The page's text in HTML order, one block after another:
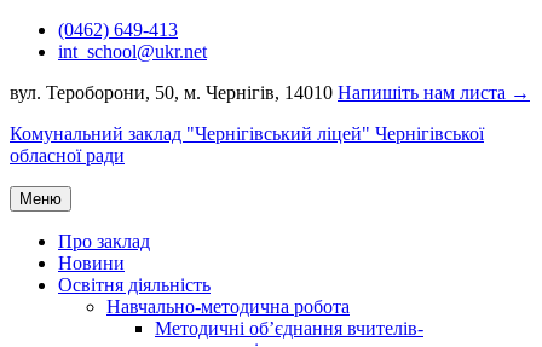
Перейти(0462) 649-413
int_school@ukr.net
вул. Тероборони, 50, м. Чернігів, 14010 Напишіть нам листа →
Комунальний заклад "Чернігівський ліцей" Чернігівської
обласної ради
Меню
Про заклад
Новини
Освітня діяльність
Навчально-методична робота
Методичні об’єднання вчителів-